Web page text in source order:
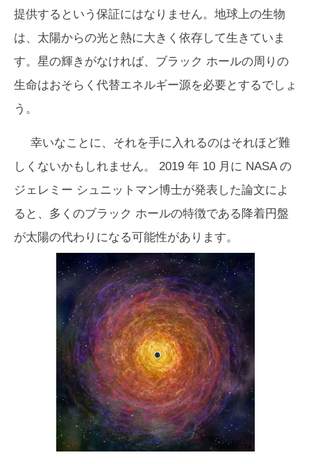
提供するという保証にはなりません。地球上の生物
は、太陽からの光と熱に大きく依存して生きていま
す。星の輝きがなければ、ブラック ホールの周りの
生命はおそらく代替エネルギー源を必要とするでしょ
う。
幸いなことに、それを手に入れるのはそれほど難
しくないかもしれません。 2019 年 10 月に NASA の
ジェレミー シュニットマン博士が発表した論文によ
ると、多くのブラック ホールの特徴である降着円盤
が太陽の代わりになる可能性があります。